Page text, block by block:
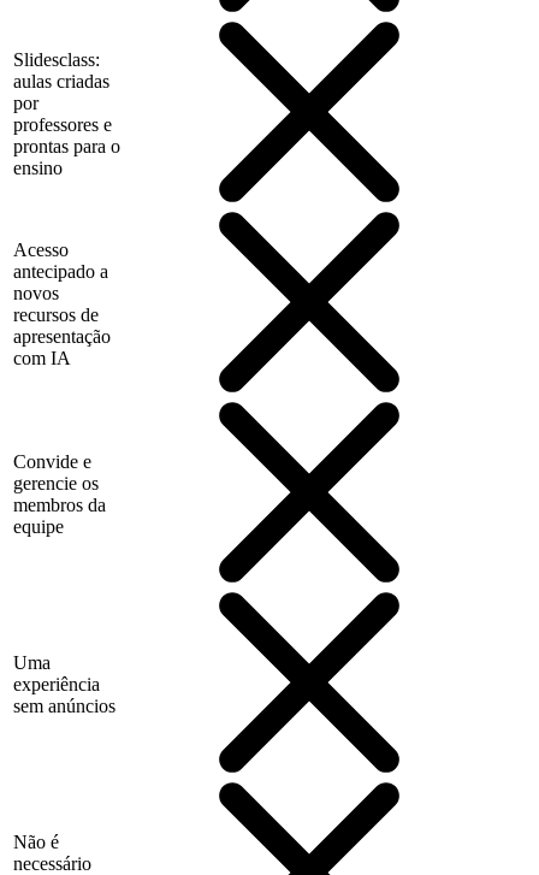
Slidesclass:
aulas criadas
por
professores e
prontas para o
ensino
Acesso
antecipado a
novos
recursos de
apresentação
com IA
Convide e
gerencie os
membros da
equipe
Uma
experiência
sem anúncios
Não é
necessário